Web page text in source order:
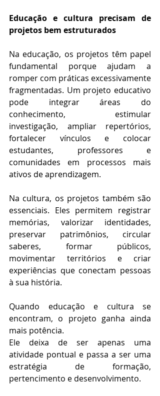
Educação e cultura precisam de
projetos bem estruturados
Na educação, os projetos têm papel
fundamental porque ajudam a
romper com práticas excessivamente
fragmentadas. Um projeto educativo
pode integrar áreas do
conhecimento, estimular
investigação, ampliar repertórios,
fortalecer vínculos e colocar
estudantes, professores e
comunidades em processos mais
ativos de aprendizagem.
Na cultura, os projetos também são
essenciais. Eles permitem registrar
memórias, valorizar identidades,
preservar patrimônios, circular
saberes, formar públicos,
movimentar territórios e criar
experiências que conectam pessoas
à sua história.
Quando educação e cultura se
encontram, o projeto ganha ainda
mais potência.
Ele deixa de ser apenas uma
atividade pontual e passa a ser uma
estratégia de formação,
pertencimento e desenvolvimento.